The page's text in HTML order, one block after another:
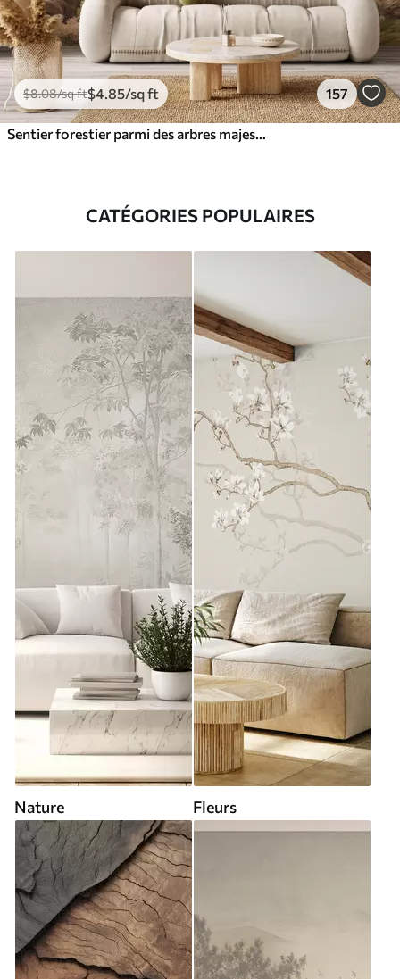
$8.08/sq ft$4 .85/sq ft 157
CATÉGORIES POPULAIRES
Nature Fleurs